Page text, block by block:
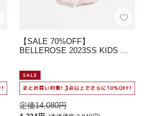
【SALE 70%OFF】
BELLEROSE 2023SS KIDS …
定価14,080円